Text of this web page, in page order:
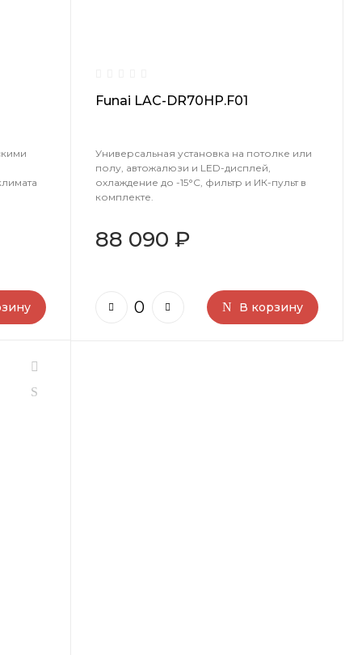
Funai LAC-DR70HP.F01
Универсальная установка на потолке или
полу, автожалюзи и LED-дисплей,
охлаждение до -15°С, фильтр и ИК-пульт в
комплекте.
88 090 ₽
В корзину